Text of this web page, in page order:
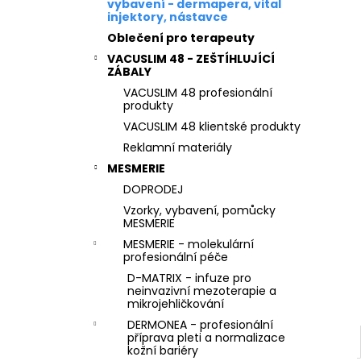
vybavení - dermapera, vital
injektory, nástavce
Oblečení pro terapeuty
VACUSLIM 48 - ZEŠTÍHLUJÍCÍ
ZÁBALY
VACUSLIM 48 profesionální
produkty
VACUSLIM 48 klientské produkty
Reklamní materiály
MESMERIE
DOPRODEJ
Vzorky, vybavení, pomůcky
MESMERIE
MESMERIE - molekulární
profesionální péče
D-MATRIX - infuze pro
neinvazivní mezoterapie a
mikrojehličkování
DERMONEA - profesionální
příprava pleti a normalizace
kožní bariéry
STERILNÍ NÁSTAVCE PRO DERMAPERO
DERMALIGHTPEN A DERMAQUATRO 36
JEHLIČEK